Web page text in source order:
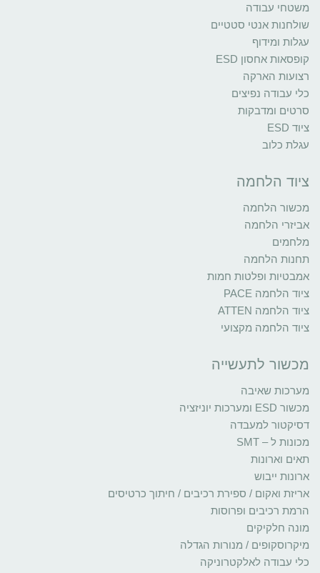
משטחי עבודה
שולחנות אנטי סטטיים
עגלות ומידוף
קופסאות אחסון ESD
רצועות הארקה
כלי עבודה נפיצים
סרטים ומדבקות
ציוד ESD
עגלת כלוב
ציוד הלחמה
מכשור הלחמה
אביזרי הלחמה
מלחמים
תחנות הלחמה
אמבטיות ופלטות חמות
ציוד הלחמה PACE
ציוד הלחמה ATTEN
ציוד הלחמה מקצועי
מכשור לתעשייה
מערכות שאיבה
מכשור ESD ומערכות יוניזציה
דסיקטור למעבדה
מכונות ל – SMT
תאים וארונות
ארונות ייבוש
אריזת ואקום / ספירת רכיבים / חיתוך כרטיסים
הרמת רכיבים ופרוסות
מונה חלקיקים
מיקרוסקופים / מנורות הגדלה
כלי עבודה לאלקטרוניקה